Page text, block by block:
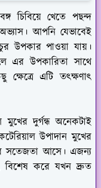
চিবিয়ে খেতে পছন্দ
আপনি যেভাবেই
উপকার পাওয়া যায়।
এর উপকারিতা সাথে
এটি তৎক্ষণাৎ
মুখের দুর্গন্ধ অনেকটাই
উপাদান মুখের
সতেজতা আসে। এজন্য
বিশেষ করে যখন দ্রুত